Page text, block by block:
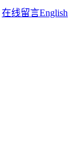
在线留言English